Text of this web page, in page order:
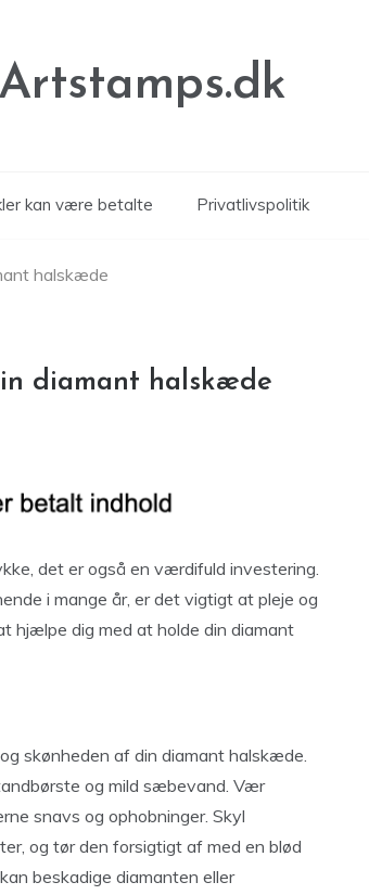
Artstamps.dk
kan være betalte Privatlivspolitik
halskæde
diamant halskæde
det er også en værdifuld investering.
i mange år, er det vigtigt at pleje og
hjælpe dig med at holde din diamant
skønheden af din diamant halskæde.
og mild sæbevand. Vær
snavs og ophobninger. Skyl
og tør den forsigtigt af med en blød
beskadige diamanten eller